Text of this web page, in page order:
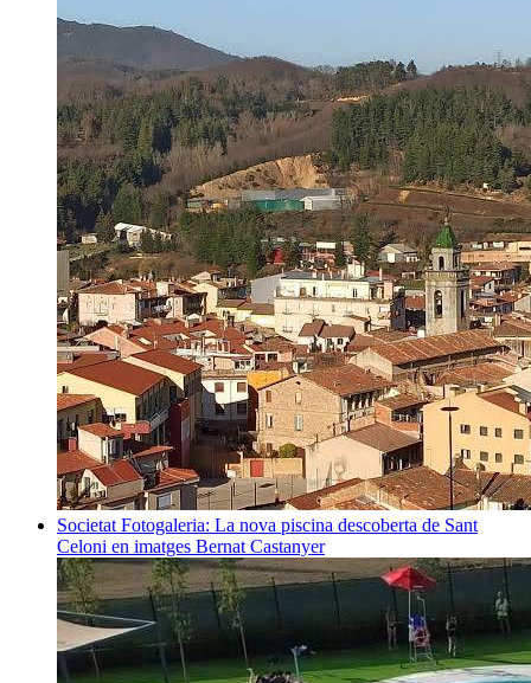
Societat Fotogaleria: La nova piscina descoberta de Sant
Celoni en imatges Bernat Castanyer